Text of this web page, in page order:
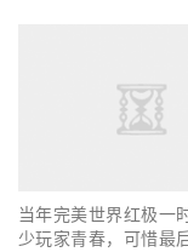
当年完美世界红极一
少玩家青春，可惜最